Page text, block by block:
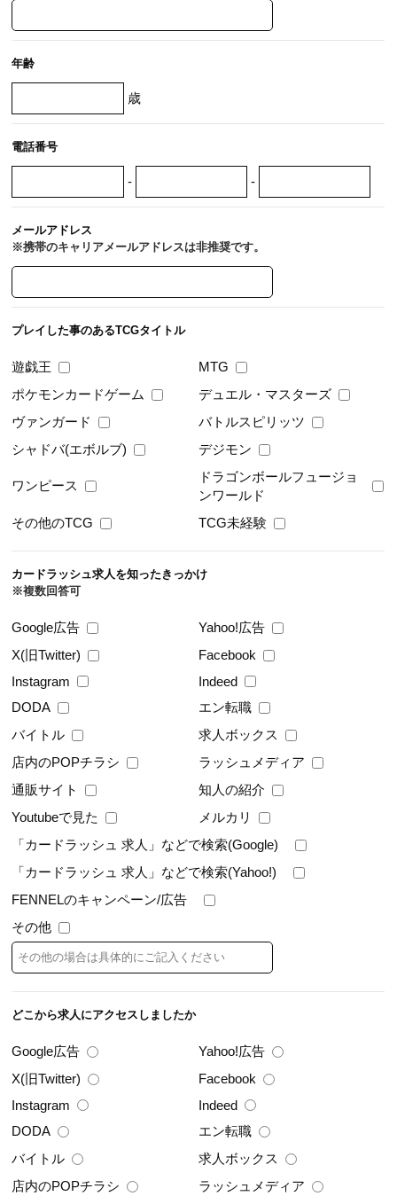
年齢
歳
電話番号
- -
メールアドレス
※携帯のキャリアメールアドレスは非推奨です。
プレイした事のあるTCGタイトル
遊戯王
MTG
ポケモンカードゲーム
デュエル・マスターズ
ヴァンガード
バトルスピリッツ
シャドバ(エボルブ)
デジモン
ワンピース
ドラゴンボールフュージョ
ンワールド
その他のTCG
TCG未経験
カードラッシュ求人を知ったきっかけ
※複数回答可
Google広告
Yahoo!広告
X(旧Twitter)
Facebook
Instagram
Indeed
DODA
エン転職
バイトル
求人ボックス
店内のPOPチラシ
ラッシュメディア
通販サイト
知人の紹介
Youtubeで見た
メルカリ
「カードラッシュ 求人」などで検索(Google)
「カードラッシュ 求人」などで検索(Yahoo!)
FENNELのキャンペーン/広告
その他
どこから求人にアクセスしましたか
Google広告
Yahoo!広告
X(旧Twitter)
Facebook
Instagram
Indeed
DODA
エン転職
バイトル
求人ボックス
店内のPOPチラシ
ラッシュメディア